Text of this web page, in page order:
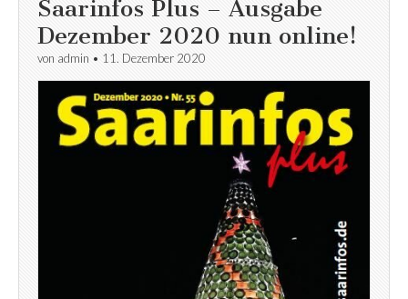
Saarinfos Plus – Ausgabe
Dezember 2020 nun online!
von admin • 11. Dezember 2020